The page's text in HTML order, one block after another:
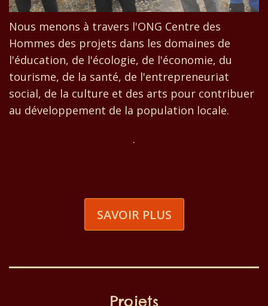
Nous menons à travers l'ONG Centre des
Hommes des projets dans les domaines de
l'éducation, de l'écologie, de l'économie, du
tourisme, de la santé, de l'entrepreneuriat
social, de la culture et des arts pour contribuer
au développement de la population locale.
.
SAVOIR PLUS
Projets